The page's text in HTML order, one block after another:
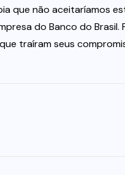
que não aceitaríamos
do Banco do
traíram seus